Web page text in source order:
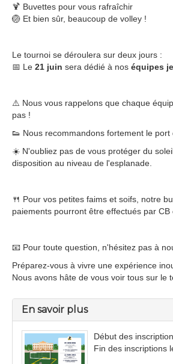
🍹 Buvettes pour vous rafraîchir
🏐 Et bien sûr, beaucoup de volley !
Le tournoi se déroulera sur deux jours :
📅 Le 21 juin sera dédié à nos équipes
⚠️ Nous vous rappelons que chaque
pas !
👟 Nous recommandons fortement le
☀️ N'oubliez pas de vous protéger du
disposition au niveau de l'esplanade.
🍴 Pour vos petites faims et soifs, notre
paiements pourront être effectués par CB
📧 Pour toute question, n'hésitez pas à
Préparez-vous à vivre une expérience
Nous avons hâte de vous voir tous sur le
En savoir plus
Début des
Fin des inscriptions